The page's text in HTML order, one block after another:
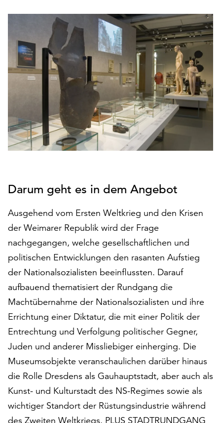
Seite
notwendig
sind
(funktionale
die
lediglich
zu
werden.
Klicken
auf
„Alle
akzeptieren“,
um
alle
Cookies
zu
akzeptieren.
Sie
können
Ihr
Einverständnis
jederzeit
ändern
und
widerrufen.
Darum geht es in dem Angebot
Ausgehend vom Ersten Weltkrieg und den Krisen
der Weimarer Republik wird der Frage
nachgegangen, welche gesellschaftlichen und
politischen Entwicklungen den rasanten Aufstieg
der Nationalsozialisten beeinflussten. Darauf
aufbauend thematisiert der Rundgang die
Machtübernahme der Nationalsozialisten und ihre
Errichtung einer Diktatur, die mit einer Politik der
Entrechtung und Verfolgung politischer Gegner,
Juden und anderer Missliebiger einherging. Die
Museumsobjekte veranschaulichen darüber hinaus
die Rolle Dresdens als Gauhauptstadt, aber auch als
Kunst- und Kulturstadt des NS-Regimes sowie als
wichtiger Standort der Rüstungsindustrie während
des Zweiten Weltkriegs. PLUS STADTRUNDGANG